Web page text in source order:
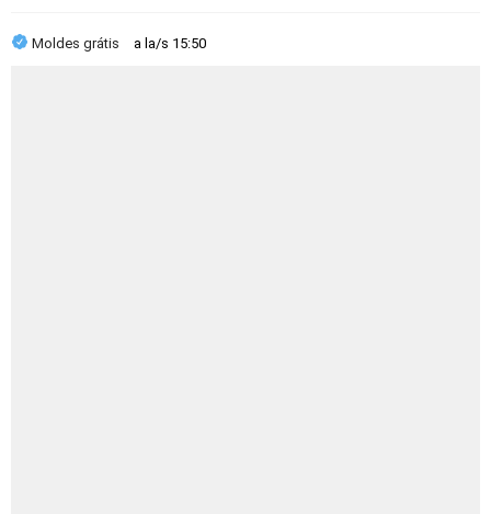
Moldes grátis a la/s 15:50